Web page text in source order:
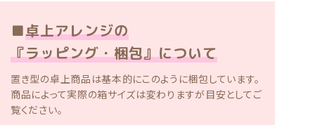
■卓上アレンジの
『ラッピング・梱包』について
置き型の卓上商品は基本的にこのように梱包しています。
商品によって実際の箱サイズは変わりますが目安としてご
覧ください。